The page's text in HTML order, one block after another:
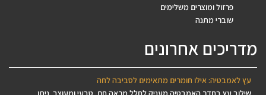
פרזול ומוצרים משלימים
שוברי מתנה
מדריכים אחרונים
עץ לאמבטיה: אילו חומרים מתאימים לסביבה לחה